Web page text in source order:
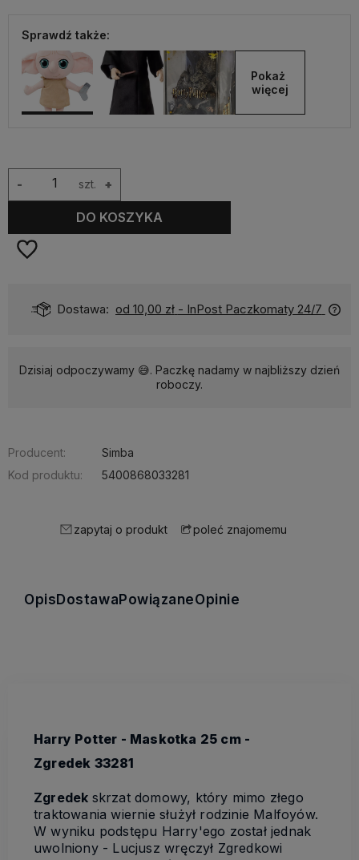
Sprawdź także:
Pokaż
więcej
szt. +
-
DO KOSZYKA
Dostawa: od 10,00 zł - InPost Paczkomaty 24/7
Dzisiaj odpoczywamy 😅. Paczkę nadamy w najbliższy dzień
roboczy.
Producent:
Simba
Kod produktu:
5400868033281
zapytaj o produkt poleć znajomemu
OpisDostawaPowiązaneOpinie
Harry Potter - Maskotka 25 cm -
Zgredek 33281
Zgredek skrzat domowy, który mimo złego
traktowania wiernie służył rodzinie Malfoyów.
W wyniku podstępu Harry'ego został jednak
uwolniony - Lucjusz wręczył Zgredkowi